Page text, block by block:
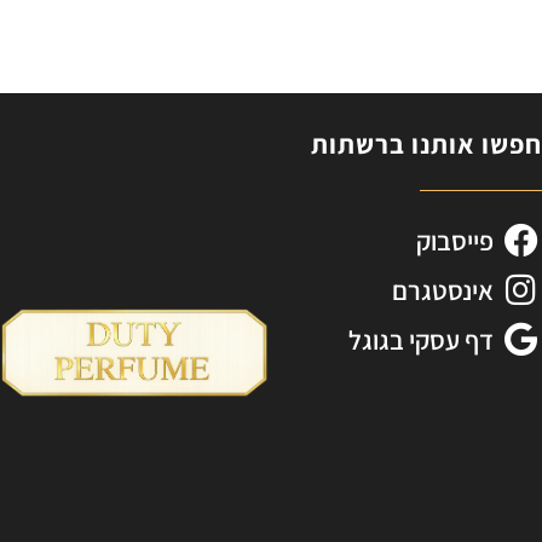
חפשו אותנו ברשתות
פייסבוק
אינסטגרם
דף עסקי בגוגל